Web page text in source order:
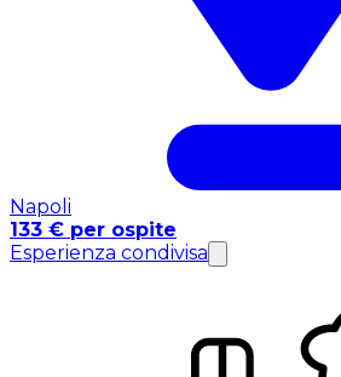
Napoli
133 € per ospite
Esperienza condivisa